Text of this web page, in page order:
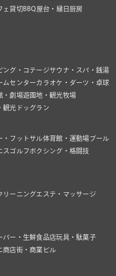
ェ貸切BBQ 屋台・縁日 厨房
ング・コテージサウナ・スパ・銭湯
ムセンターカラオケ・ダーツ・卓球
・劇場遊園地・観光牧場
観光 ドッグラン
・フットサル体育館・運動場プール
ス ゴルフ ボクシング・格闘技
リーニングエステ・マッサージ
パー・生鮮食品店玩具・駄菓子
商店街・商業ビル